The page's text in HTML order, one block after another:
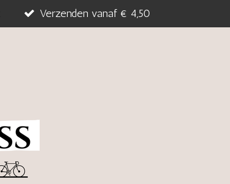
Verzenden vanaf € 4,50